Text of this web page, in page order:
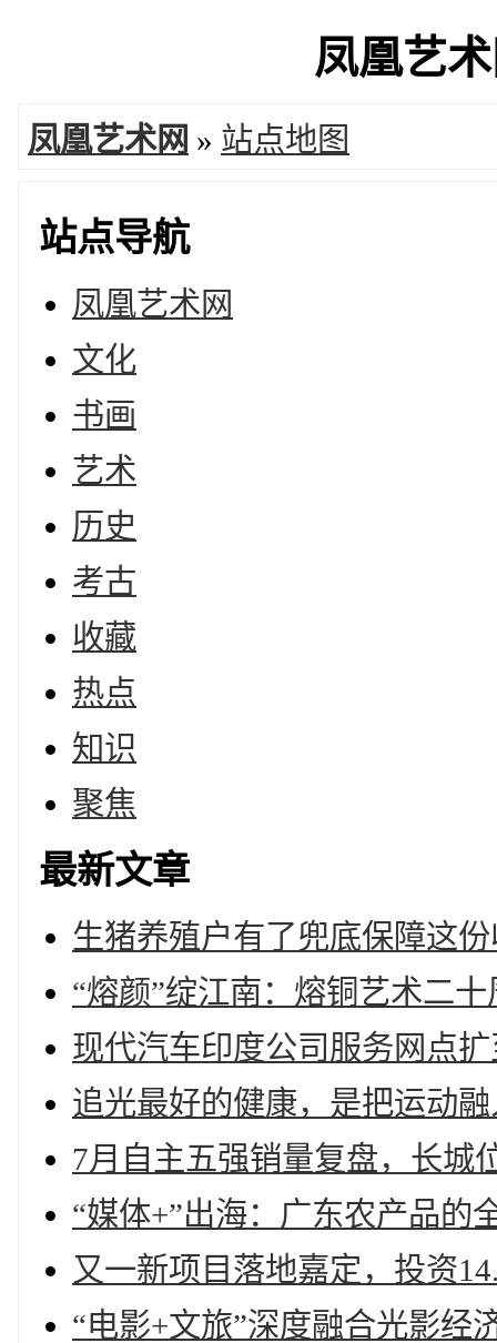
凤凰艺
凤凰艺术网 » 站点地图
站点导航
凤凰艺术网
文化
书画
艺术
历史
考古
收藏
热点
知识
聚焦
最新文章
生猪养殖户有了兜底保障这
“熔颜”绽江南：熔铜艺术二
现代汽车印度公司服务网点
追光最好的健康，是把运动
7月自主五强销量复盘，长城
“媒体+”出海：广东农产品的
又一新项目落地嘉定，投资
“电影+文旅”深度融合光影经